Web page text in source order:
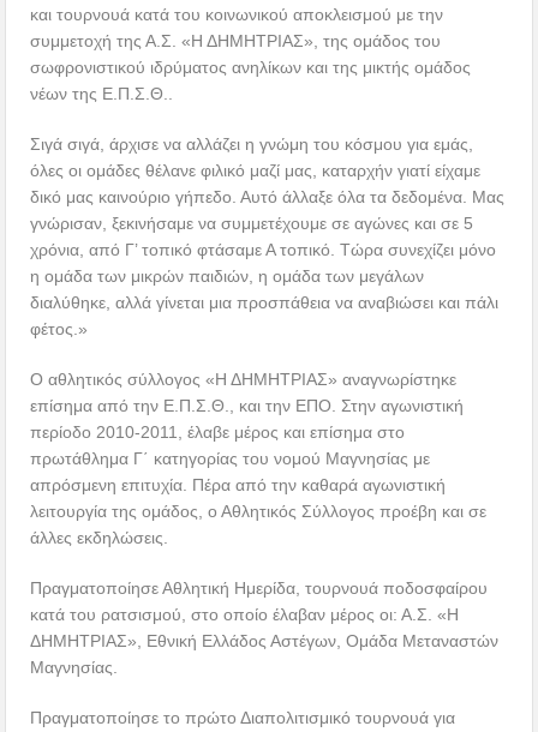
και τουρνουά κατά του κοινωνικού αποκλεισμού με την
συμμετοχή της Α.Σ. «Η ΔΗΜΗΤΡΙΑΣ», της ομάδος του
σωφρονιστικού ιδρύματος ανηλίκων και της μικτής ομάδος
νέων της Ε.Π.Σ.Θ..
Σιγά σιγά, άρχισε να αλλάζει η γνώμη του κόσμου για εμάς,
όλες οι ομάδες θέλανε φιλικό μαζί μας, καταρχήν γιατί είχαμε
δικό μας καινούριο γήπεδο. Αυτό άλλαξε όλα τα δεδομένα. Μας
γνώρισαν, ξεκινήσαμε να συμμετέχουμε σε αγώνες και σε 5
χρόνια, από Γ’ τοπικό φτάσαμε Α τοπικό. Τώρα συνεχίζει μόνο
η ομάδα των μικρών παιδιών, η ομάδα των μεγάλων
διαλύθηκε, αλλά γίνεται μια προσπάθεια να αναβιώσει και πάλι
φέτος.»
Ο αθλητικός σύλλογος «Η ΔΗΜΗΤΡΙΑΣ» αναγνωρίστηκε
επίσημα από την Ε.Π.Σ.Θ., και την ΕΠΟ. Στην αγωνιστική
περίοδο 2010-2011, έλαβε μέρος και επίσημα στο
πρωτάθλημα Γ΄ κατηγορίας του νομού Μαγνησίας με
απρόσμενη επιτυχία. Πέρα από την καθαρά αγωνιστική
λειτουργία της ομάδος, ο Αθλητικός Σύλλογος προέβη και σε
άλλες εκδηλώσεις.
Πραγματοποίησε Αθλητική Ημερίδα, τουρνουά ποδοσφαίρου
κατά του ρατσισμού, στο οποίο έλαβαν μέρος οι: Α.Σ. «Η
ΔΗΜΗΤΡΙΑΣ», Εθνική Ελλάδος Αστέγων, Ομάδα Μεταναστών
Μαγνησίας.
Πραγματοποίησε το πρώτο Διαπολιτισμικό τουρνουά για